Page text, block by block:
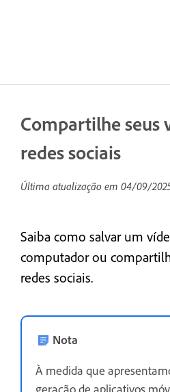
Compartilhe seus
redes sociais
Última atualização em 04/09/
Saiba como salvar um
computador ou
redes sociais.
Nota
À medida que
geração de aplicativos